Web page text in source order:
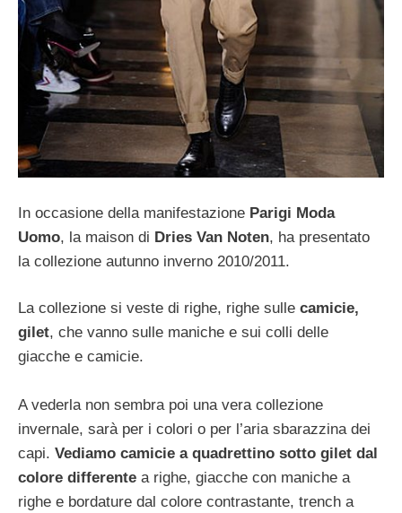
In occasione della manifestazione Parigi Moda
Uomo, la maison di Dries Van Noten, ha presentato
la collezione autunno inverno 2010/2011.
La collezione si veste di righe, righe sulle camicie,
gilet, che vanno sulle maniche e sui colli delle
giacche e camicie.
A vederla non sembra poi una vera collezione
invernale, sarà per i colori o per l’aria sbarazzina dei
capi. Vediamo camicie a quadrettino sotto gilet dal
colore differente a righe, giacche con maniche a
righe e bordature dal colore contrastante, trench a